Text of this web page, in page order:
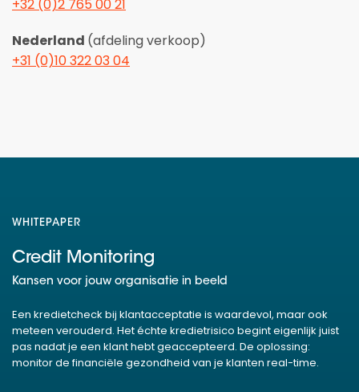
+32 (0)2 765 00 21
Nederland (afdeling verkoop)
+31 (0)10 322 03 04
WHITEPAPER
Credit Monitoring
Kansen voor jouw organisatie in beeld
Een kredietcheck bij klantacceptatie is waardevol, maar ook
meteen verouderd. Het échte kredietrisico begint eigenlijk juist
pas nadat je een klant hebt geaccepteerd. De oplossing:
monitor de financiële gezondheid van je klanten real-time.